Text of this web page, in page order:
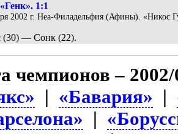
1:1
2002 г. Неа-Филадельфия (Афины). «Никос
(30) — Сонк (22).
чемпионов –
| «Бавария» |
|